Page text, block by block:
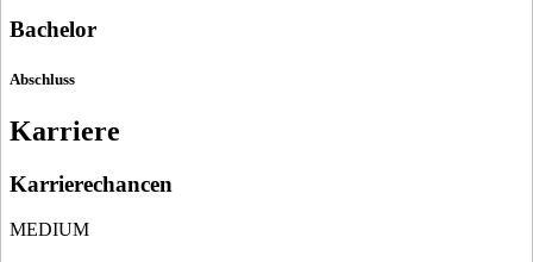
Bachelor
Abschluss
Karriere
Karrierechancen
MEDIUM